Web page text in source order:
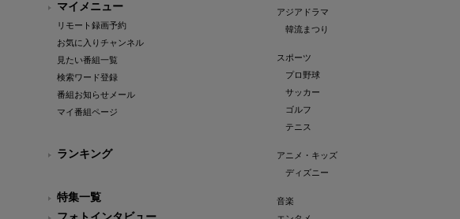
マイメニュー
リモート録画予約
お気に入りチャンネル
見たい番組一覧
検索ワード登録
番組お知らせメール
マイ番組ページ
ランキング
特集一覧
アジアドラマ
韓流まつり
スポーツ
プロ野球
サッカー
ゴルフ
テニス
アニメ・キッズ
ディズニー
音楽